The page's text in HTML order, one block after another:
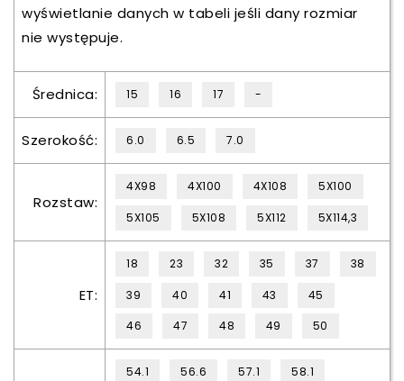
wyświetlanie danych w tabeli jeśli dany rozmiar
nie występuje.
Średnica: 15 16 17 -
Szerokość: 6.0 6.5 7.0
Rozstaw:
4X98 4X100 4X108 5X100
5X105 5X108 5X112 5X114,3
ET:
18 23 32 35 37 38
39 40 41 43 45
46 47 48 49 50
54.1 56.6 57.1 58.1